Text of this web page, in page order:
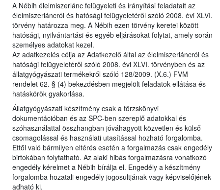
A Nébih élelmiszerlánc felügyeleti és irányítási feladatait az
élelmiszerláncról és hatósági felügyeletéről szóló 2008. évi XLVI.
törvény határozza meg. A Nébih ezen törvény keretei között
hatósági, nyilvántartási és egyéb eljárásokat folytat, amely során
személyes adatokat kezel.
Az adatkezelés célja az Adatkezelő által az élelmiszerláncról és
hatósági felügyeletéről szóló 2008. évi XLVI. törvényben és az
állatgyógyászati termékekről szóló 128/2009. (X.6.) FVM
rendelet 62. § (4) bekezdésben megjelölt feladatok ellátása és
hatáskörök gyakorlása.
Állatgyógyászati készítmény csak a törzskönyvi
dokumentációban és az SPC-ben szereplő adatokkal és
szóhasználattal összhangban jóváhagyott közvetlen és külső
csomagolással és használati utasítással hozható forgalomba.
Ettől való bármilyen eltérés esetén a forgalmazás csak engedély
birtokában folytatható. Az alaki hibás forgalmazásra vonatkozó
engedély kérelmet a Nébih bírálja el. Engedély a készítmény
forgalomba hozatali engedély jogosultjának vagy képviselőjének
adható ki.